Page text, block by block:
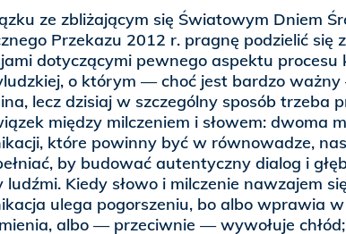
ze zbliżającym się Światowym Dniem
Przekazu 2012 r. pragnę podzielić się
dotyczącymi pewnego aspektu procesu
o którym — choć jest bardzo
lecz dzisiaj w szczególny sposób trzeba
między milczeniem i słowem: dwoma
które powinny być w równowadze,
by budować autentyczny dialog i
ludźmi. Kiedy słowo i milczenie nawzajem
ulega pogorszeniu, bo albo wprawia
albo — przeciwnie — wywołuje